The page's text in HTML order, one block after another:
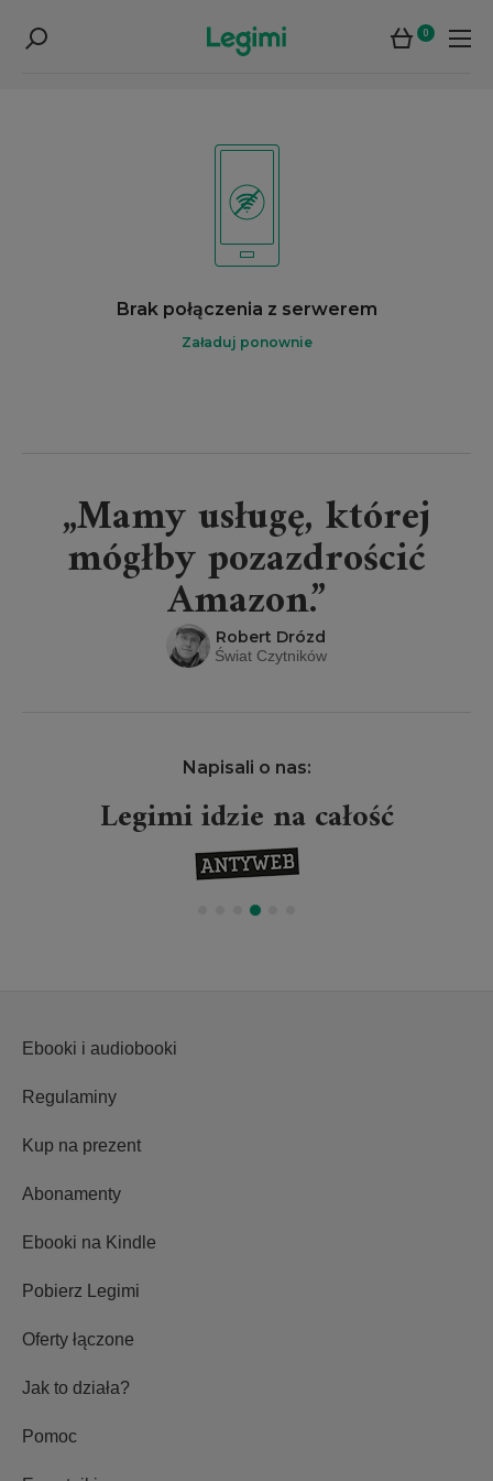
0
Brak połączenia z serwerem
Załaduj ponownie
„Mamy usługę, której
mógłby pozazdrościć
Amazon.”
Robert Drózd
Świat Czytników
Napisali o nas:
Legimi idzie na całość
Ebooki i audiobooki
Regulaminy
Kup na prezent
Abonamenty
Ebooki na Kindle
Pobierz Legimi
Oferty łączone
Jak to działa?
Pomoc